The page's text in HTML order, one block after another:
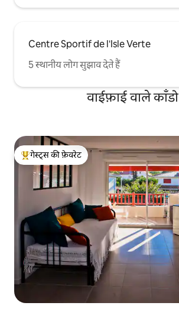
45min San Sebastian, Bilbao 1:50, 2:00
Centre Sportif de l'Isle Verte
5 स्थानीय लोग सुझाव देते हैं
वाईफ़ाई वाले काँडो
गेस्ट्स का टॉप फ़ेवरेट
गेस्ट्स की फ़ेवरेट